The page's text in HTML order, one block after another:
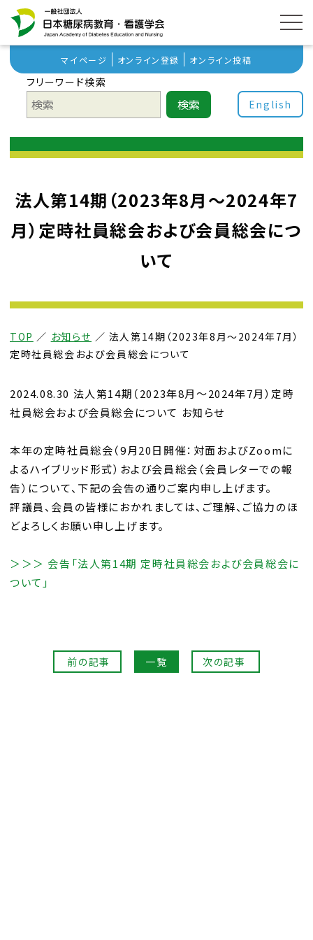
マイページ オンライン登録 オンライン投稿
フリーワード検索
検索 English
法人第14期（2023年8月～2024年7
月）定時社員総会および会員総会につ
いて
TOP ／ お知らせ ／ 法人第14期（2023年8月～2024年7月）
定時社員総会および会員総会について
2024.08.30 法人第14期（2023年8月～2024年7月）定時
社員総会および会員総会について お知らせ
本年の定時社員総会（9月20日開催：対面およびZoomに
よるハイブリッド形式）および会員総会（会員レターでの報
告）について、下記の会告の通りご案内申し上げます。
評議員、会員の皆様におかれましては、ご理解、ご協力のほ
どよろしくお願い申し上げます。
＞＞＞ 会告「法人第14期 定時社員総会および会員総会に
ついて」
前の記事 一覧 次の記事